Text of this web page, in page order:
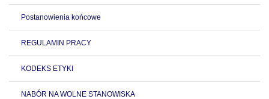
Postanowienia końcowe
REGULAMIN PRACY
KODEKS ETYKI
NABÓR NA WOLNE STANOWISKA